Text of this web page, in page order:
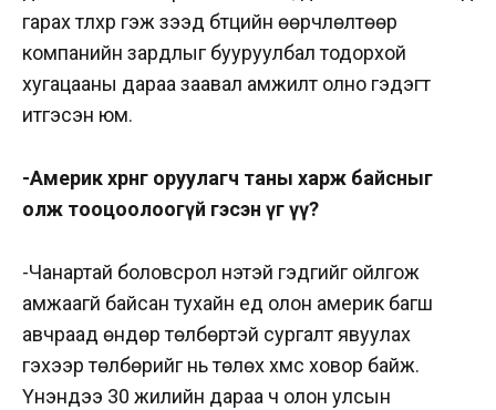
гарах түлхүүр гэж үзээд бүтцийн өөрчлөлтөөр
компанийн зардлыг бууруулбал тодорхой
хугацааны дараа заавал амжилт олно гэдэгт
итгэсэн юм.
-Америк хөрөнгө оруулагч таны харж байсныг
олж тооцоолоогүй гэсэн үг үү?
-Чанартай боловсрол үнэтэй гэдгийг ойлгож
амжаагүй байсан тухайн үед олон америк багш
авчраад өндөр төлбөртэй сургалт явуулах
гэхээр төлбөрийг нь төлөх хүмүүс ховор байж.
Үнэндээ 30 жилийн дараа ч олон улсын